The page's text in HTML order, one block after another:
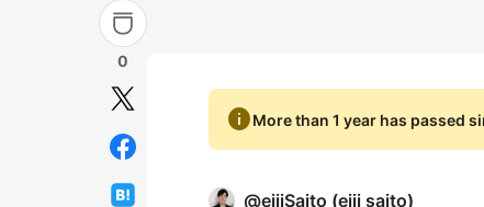
0
infoMore than 1 year has passed
@eijiSaito (eiji saito)